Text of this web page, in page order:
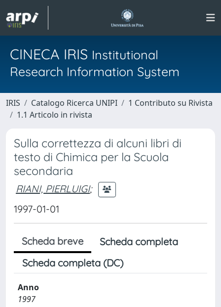
CINECA IRIS Institutional
Research Information System
IRIS Catalogo Ricerca UNIPI
1 Contributo su Rivista
1.1 Articolo in rivista
Sulla correttezza di alcuni libri di
testo di Chimica per la Scuola
secondaria
RIANI, PIERLUIGI;
1997-01-01
Scheda breve
Scheda completa
Scheda completa (DC)
Anno
1997